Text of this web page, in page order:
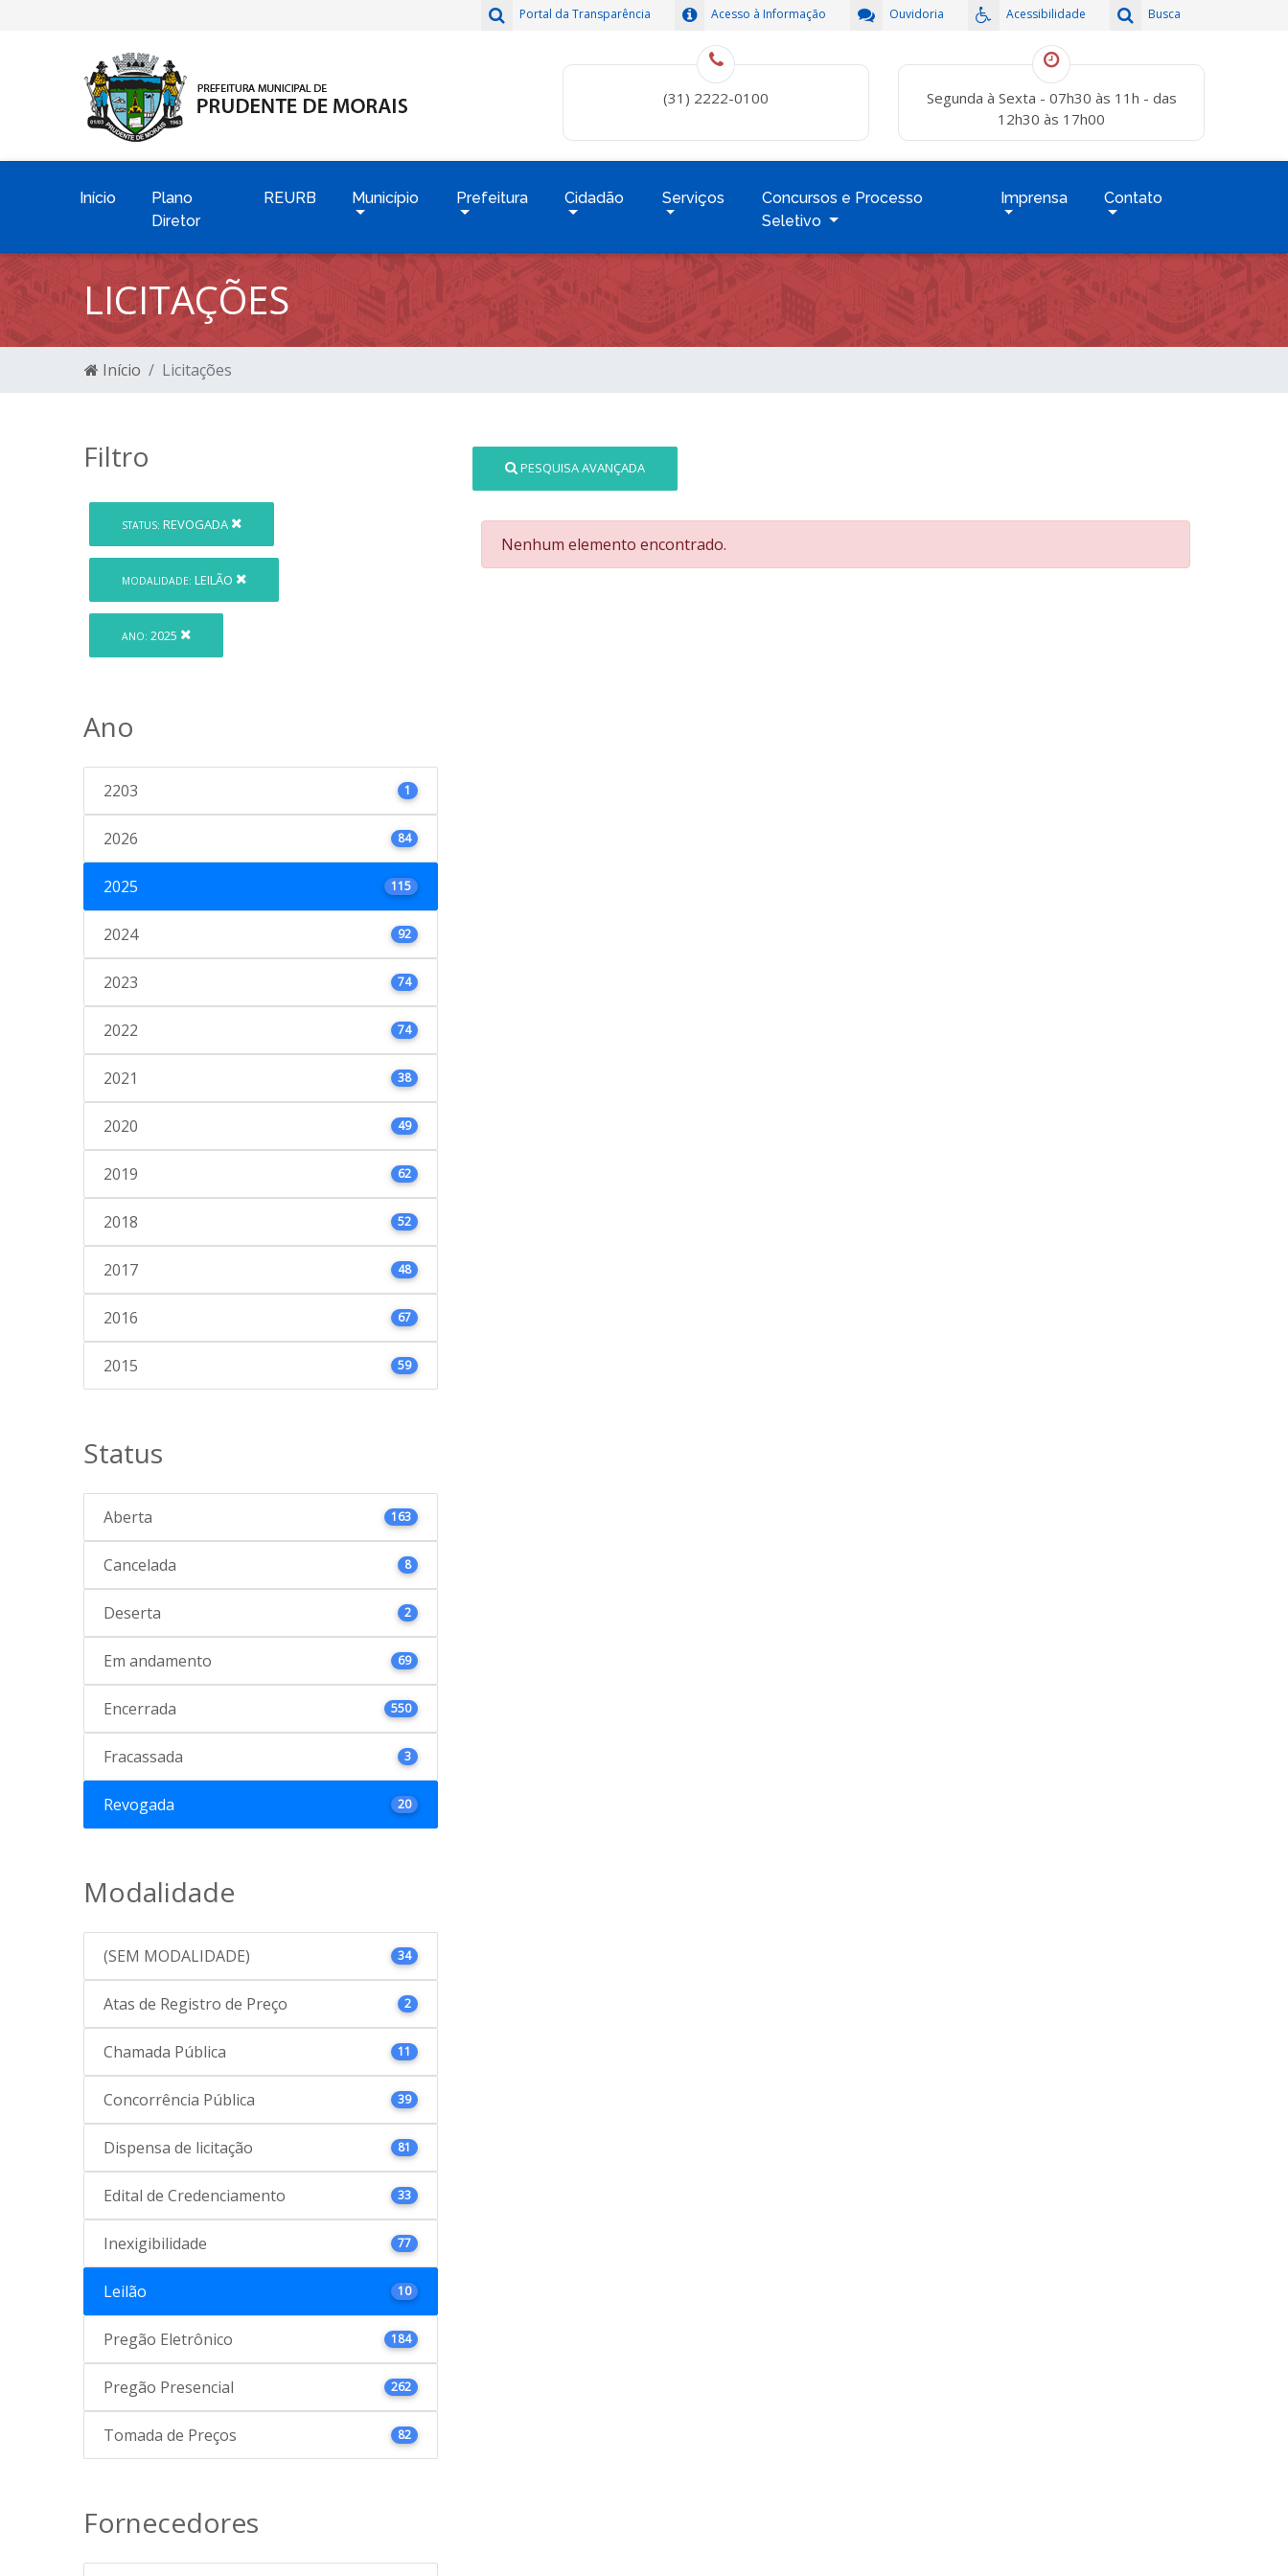
Busca
Acessibilidade
Ouvidoria
Acesso à Informação
Portal da Transparência
(31) 2222-0100
Segunda à Sexta - 07h30 às 11h - das
12h30 às 17h00
Início
Plano
Diretor
REURB Município Prefeitura Cidadão Serviços
Concursos e Processo
Seletivo
Imprensa Contato
LICITAÇÕES
Início Licitações
Filtro
STATUS: REVOGADA
MODALIDADE: LEILÃO
ANO: 2025
Ano
2203 1
2026 84
2025 115
2024 92
2023 74
2022 74
2021 38
2020 49
2019 62
2018 52
2017 48
2016 67
2015 59
Status
Aberta 163
Cancelada 8
Deserta 2
Em andamento 69
Encerrada 550
Fracassada 3
Revogada 20
Modalidade
(SEM MODALIDADE) 34
Atas de Registro de Preço 2
Chamada Pública 11
Concorrência Pública 39
Dispensa de licitação 81
Edital de Credenciamento 33
Inexigibilidade 77
Leilão 10
Pregão Eletrônico 184
Pregão Presencial 262
Tomada de Preços 82
Fornecedores
PESQUISA AVANÇADA
Nenhum elemento encontrado.